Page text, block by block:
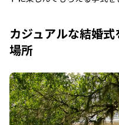
カジュアルな結婚
場所